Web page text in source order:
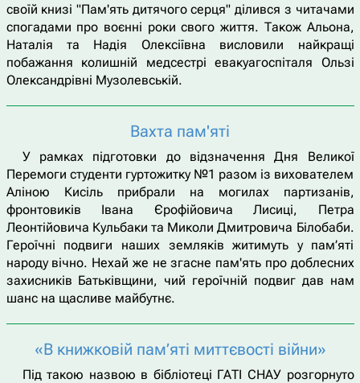
своїй книзі "Пам'ять дитячого серця" ділився з читачами
спогадами про воєнні роки свого життя. Також Альона,
Наталія та Надія Олексіївна висловили найкращі
побажання колишній медсестрі евакуагоспіталя Ользі
Олександрівні Музолевській.
Вахта пам'яті
У рамках підготовки до відзначення Дня Великої
Перемоги студенти гуртожитку №1 разом із вихователем
Аліною Кисіль прибрали на могилах партизанів,
фронтовиків Івана Єрофійовича Лисиці, Петра
Леонтійовича Кульбаки та Миколи Дмитровича Білобаби.
Героїчні подвиги наших земляків житимуть у пам’яті
народу вічно. Нехай же не згасне пам'ять про доблесних
захисників Батьківщини, чий героїчній подвиг дав нам
шанс на щасливе майбутнє.
«В книжковій пам’яті миттєвості війни»
Під такою назвою в бібліотеці ГАТІ СНАУ розгорнуто